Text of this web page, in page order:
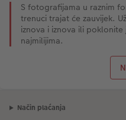
S fotografijama u raznim
trenuci trajat će zauvijek.
iznova i iznova ili
najmilijima.
Način plaćanja